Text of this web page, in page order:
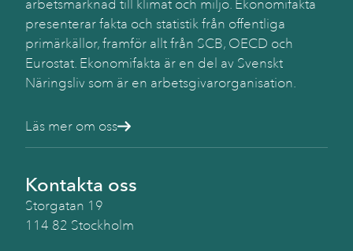
arbetsmarknad till klimat och miljö. Ekonomifakta
presenterar fakta och statistik från offentliga
primärkällor, framför allt från SCB, OECD och
Eurostat. Ekonomifakta är en del av Svenskt
Näringsliv som är en arbetsgivarorganisation.
Läs mer om oss
Kontakta oss
Storgatan 19
114 82 Stockholm